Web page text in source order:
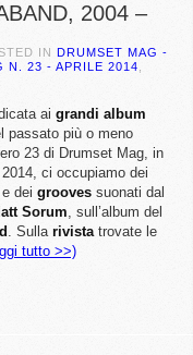
2004 –
IN DRUMSET MAG -
N. 23 - APRILE 2014
ai grandi album
passato più o meno
23 di Drumset Mag, in
ci occupiamo dei
e dei grooves suonati dal
Sorum, sull’album del
. Sulla rivistatrovate le
tutto >>)